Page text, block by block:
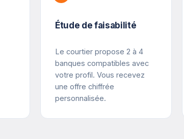
Étude de faisabilité
Le courtier propose 2 à 4
banques compatibles avec
votre profil. Vous recevez
une offre chiffrée
personnalisée.